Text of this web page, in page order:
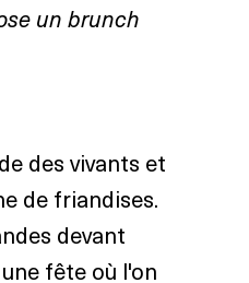
un brunch
des vivants et
de friandises.
devant
fête où l'on